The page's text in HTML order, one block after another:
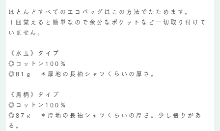
ほとんどすべてのエコバッグはこの方法でたためます。
１回覚えると簡単なので余分なポケットなど一切取り付けて
いません。
《水玉》タイプ
◎コットン100％
◎81ｇ ＊厚地の長袖シャツくらいの厚さ。
《馬柄》タイプ
◎コットン100％
◎87ｇ ＊厚地の長袖シャツくらいの厚さ。少し張りがあ
る。